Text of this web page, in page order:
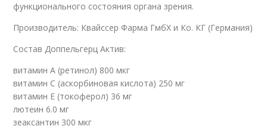
функционального состояния органа зрения.
Производитель: Квайссер Фарма ГмбХ и Ко. КГ (Германия)
Состав Доппельгерц Актив:
витамин А (ретинол) 800 мкг
витамин С (аскорбиновая кислота) 250 мг
витамин Е (токоферол) 36 мг
лютеин 6.0 мг
зеаксантин 300 мкг